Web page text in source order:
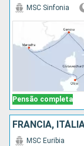
Pensão completa
MSC Sinfonia
FRANCIA,
MSC Euribia